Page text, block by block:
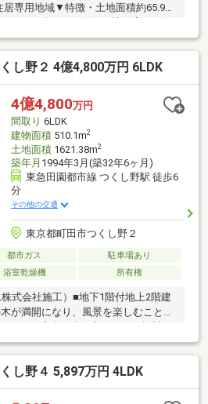
専用地域▼特徴・土地面積約65.96
・4室が面する南東向きバルコニ
▼周辺環境・町田市立南つくし野小
ニキッチンは増築未登記部分(増築年
ぺい率を超過しており、同規模の建
探しをお手伝いします
ご相談はお気軽にお問い合わせく
し野２ 4億4,800万円 6LDK
4億4,800万円
間取り 6LDK
建物面積510.1m2
土地面積1621.38m2
築年月 1994年3月(築32年6ヶ月)
東急田園都市線 つくし野駅 徒歩6
分
その他の交通
東京都町田市つくし野２
都市ガス
駐車場あり
浴室乾燥機 所有権
式会社施工）■地下1階付地上2階建
が満開になり、風景を楽しむことが
備あり■ホームエレベーターあり■ス
グルームあり■バリアフリー（廊下
し野４ 5,897万円 4LDK